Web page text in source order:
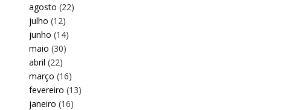
agosto (22)
julho (12)
junho (14)
maio (30)
abril (22)
março (16)
fevereiro (13)
janeiro (16)